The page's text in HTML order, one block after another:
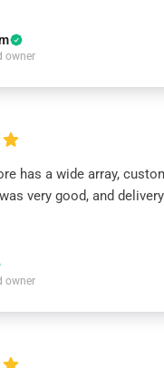
owner
has a wide array,
very good, and
owner